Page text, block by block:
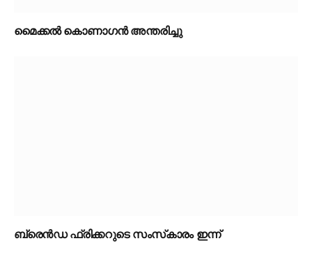
മൈക്കൽ കൊണാഗൻ അന്തരിച്ചു
ബ്രെൻഡ ഫ്രിക്കറുടെ സംസ്‌കാരം ഇന്ന്